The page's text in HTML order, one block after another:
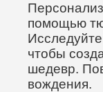
помощью
чтобы
шедевр.
вождения.